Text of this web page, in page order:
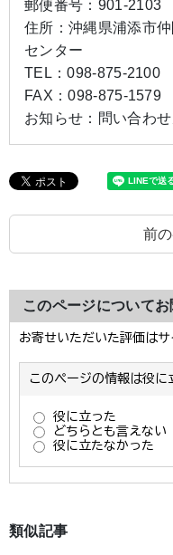
郵便番号： 901-2103
住所： 沖縄県浦添市
センター
TEL：098-875-2100
FAX：098-875-1579
お知らせ： 問い合わ
前
このページについて
類似記事